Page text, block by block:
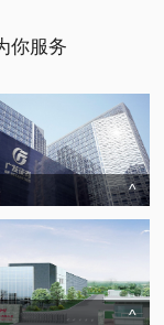
你服务
^
^